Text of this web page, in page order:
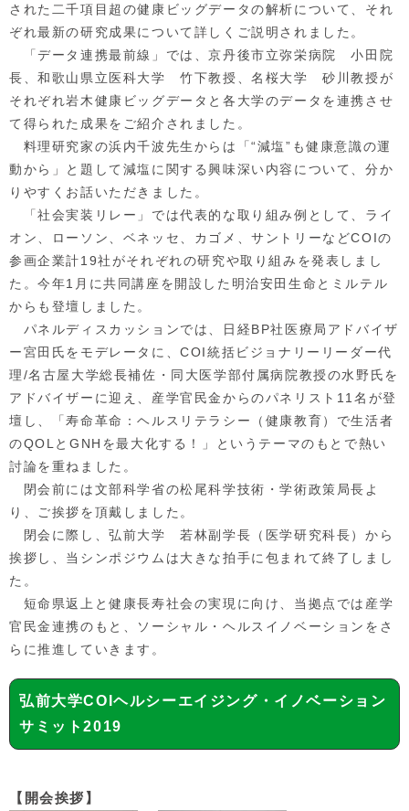
された二千項目超の健康ビッグデータの解析について、それ
ぞれ最新の研究成果について詳しくご説明されました。
「データ連携最前線」では、京丹後市立弥栄病院 小田院
長、和歌山県立医科大学 竹下教授、名桜大学 砂川教授が
それぞれ岩木健康ビッグデータと各大学のデータを連携させ
て得られた成果をご紹介されました。
料理研究家の浜内千波先生からは「“減塩”も健康意識の運
動から」と題して減塩に関する興味深い内容について、分か
りやすくお話いただきました。
「社会実装リレー」では代表的な取り組み例として、ライ
オン、ローソン、ベネッセ、カゴメ、サントリーなどCOIの
参画企業計19社がそれぞれの研究や取り組みを発表しまし
た。今年1月に共同講座を開設した明治安田生命とミルテル
からも登壇しました。
パネルディスカッションでは、日経BP社医療局アドバイザ
ー宮田氏をモデレータに、COI統括ビジョナリーリーダー代
理/名古屋大学総長補佐・同大医学部付属病院教授の水野氏を
アドバイザーに迎え、産学官民金からのパネリスト11名が登
壇し、「寿命革命：ヘルスリテラシー（健康教育）で生活者
のQOLとGNHを最大化する！」というテーマのもとで熱い
討論を重ねました。
閉会前には文部科学省の松尾科学技術・学術政策局長よ
り、ご挨拶を頂戴しました。
閉会に際し、弘前大学 若林副学長（医学研究科長）から
挨拶し、当シンポジウムは大きな拍手に包まれて終了しまし
た。
短命県返上と健康長寿社会の実現に向け、当拠点では産学
官民金連携のもと、ソーシャル・ヘルスイノベーションをさ
らに推進していきます。
弘前大学COIヘルシーエイジング・イノベーション
サミット2019
【 開会挨拶 】